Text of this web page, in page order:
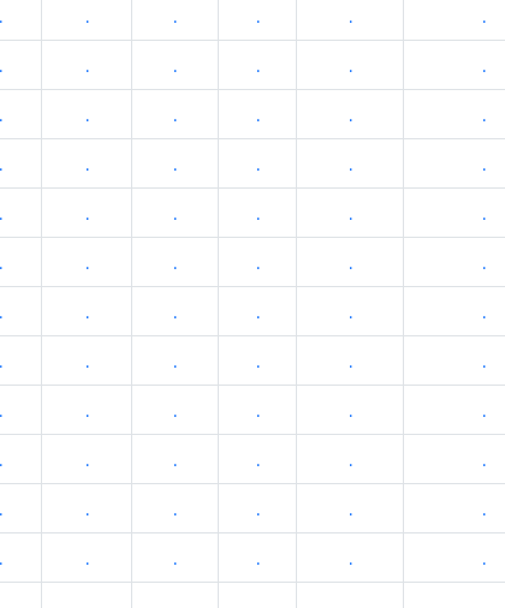
. . . . . .
. . . . . .
. . . . . .
. . . . . .
. . . . . .
. . . . . .
. . . . . .
. . . . . .
. . . . . .
. . . . . .
. . . . . .
. . . . . .